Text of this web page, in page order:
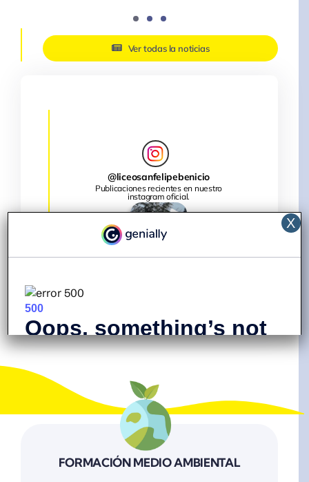
Ver todas la noticias
@liceosanfelipebenicio
Publicaciones recientes en nuestro
instagram oficial.
FORMACIÓN MEDIO AMBIENTAL
X